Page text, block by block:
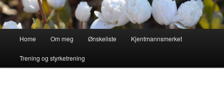
Home Om meg Ønskeliste Kjentmannsmerket
Trening og styrketrening